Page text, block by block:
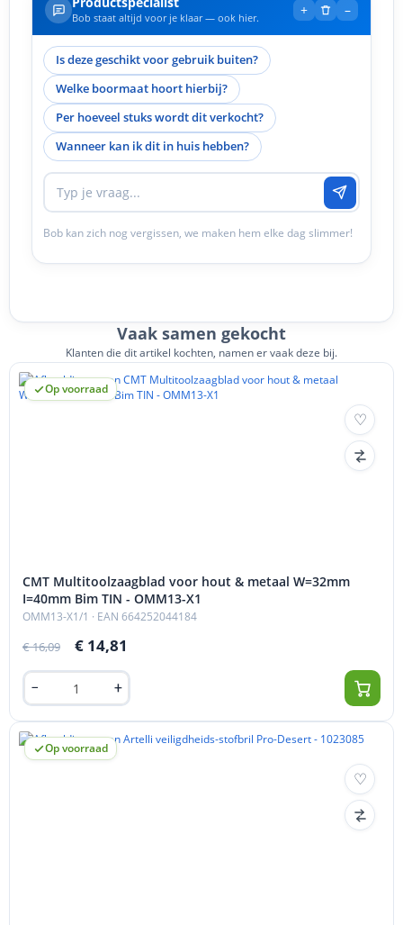
Bob staat altijd voor je klaar — ook hier. + –
Is deze geschikt voor gebruik buiten?
Welke boormaat hoort hierbij?
Per hoeveel stuks wordt dit verkocht?
Wanneer kan ik dit in huis hebben?
Bob kan zich nog vergissen, we maken hem elke dag slimmer!
Vaak samen gekocht
Klanten die dit artikel kochten, namen er vaak deze bij.
Op voorraad
CMT Multitoolzaagblad voor hout & metaal W=32mm
I=40mm Bim TIN - OMM13-X1
OMM13-X1/1 · EAN 664252044184
€ 16,09 € 14,81
Op voorraad